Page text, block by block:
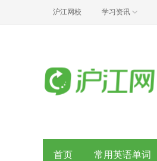
沪江网校 学习资讯
首页 常用英语单词